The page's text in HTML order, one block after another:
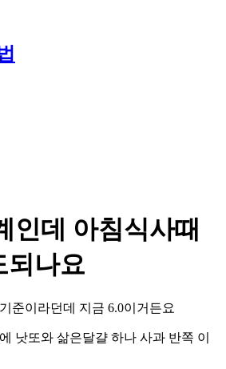
인데 아침식사때
되나요
준이라던데 지금 6.0이거든요
낫또와 삶은달걀 하나 사과 반쪽 이